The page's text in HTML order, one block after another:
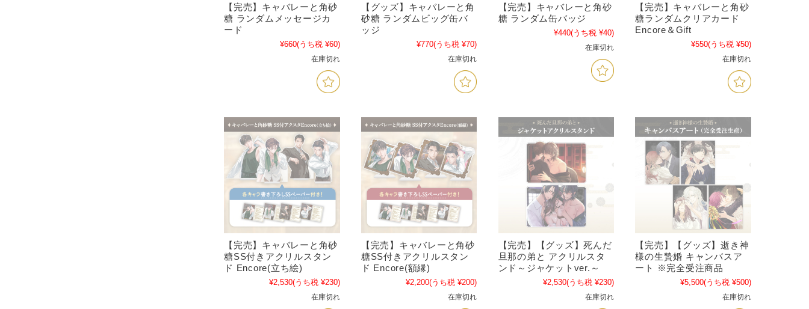
【完売】キャバレーと角砂
糖 ランダムメッセージカ
ード
¥660(うち税 ¥60)
在庫切れ
【グッズ】キャバレーと角
砂糖 ランダムビッグ缶バ
ッジ
¥770(うち税 ¥70)
在庫切れ
【完売】キャバレーと角砂
糖 ランダム缶バッジ
¥440(うち税 ¥40)
在庫切れ
【完売】キャバレーと角砂
糖ランダムクリアカード
Encore＆Gift
¥550(うち税 ¥50)
在庫切れ
【完売】キャバレーと角砂
糖SS付きアクリルスタン
ド Encore(立ち絵)
¥2,530(うち税 ¥230)
在庫切れ
【完売】キャバレーと角砂
糖SS付きアクリルスタン
ド Encore(額縁)
¥2,200(うち税 ¥200)
在庫切れ
【完売】【グッズ】死んだ
旦那の弟と アクリルスタ
ンド～ジャケットver.～
¥2,530(うち税 ¥230)
在庫切れ
【完売】【グッズ】逝き神
様の生贄婚 キャンバスア
ート ※完全受注商品
¥5,500(うち税 ¥500)
在庫切れ